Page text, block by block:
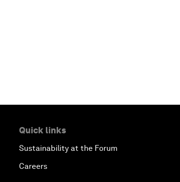
Quick links
Sustainability at the Forum
Careers